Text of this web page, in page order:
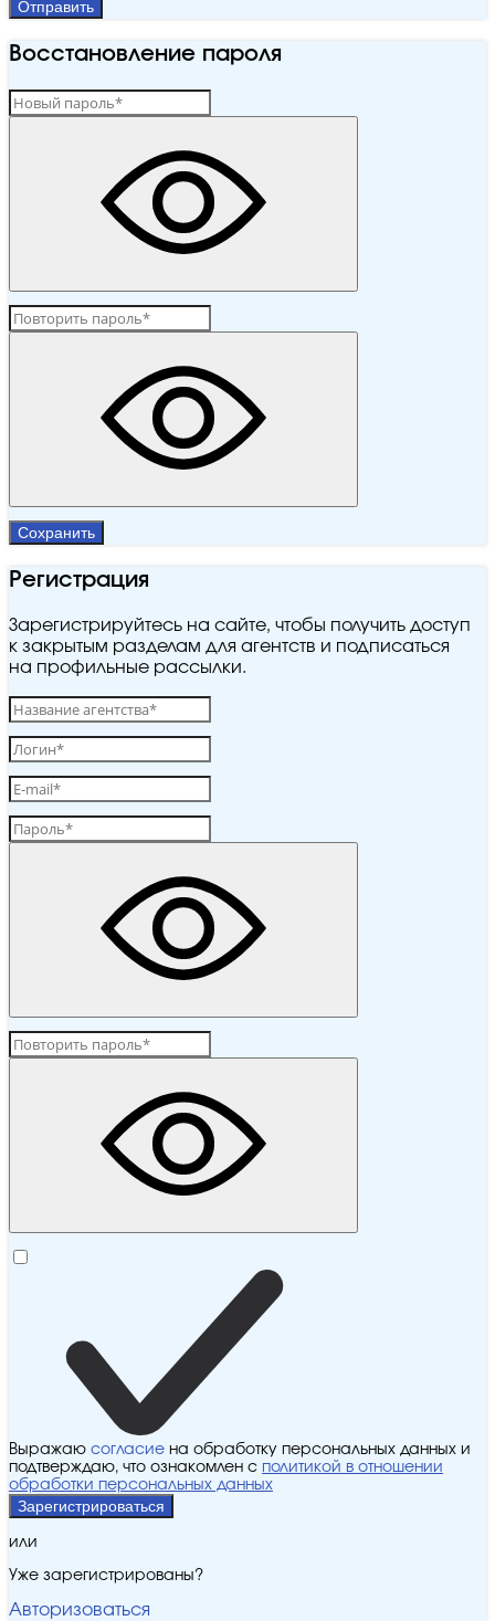
Отправить
Восстановление пароля
Сохранить
Регистрация
Зарегистрируйтесь на сайте, чтобы получить доступ
к закрытым разделам для агентств и подписаться
на профильные рассылки.
Выражаю согласие на обработку персональных данных и
подтверждаю, что ознакомлен с политикой в отношении
обработки персональных данных
Зарегистрироваться
или
Уже зарегистрированы?
Авторизоваться